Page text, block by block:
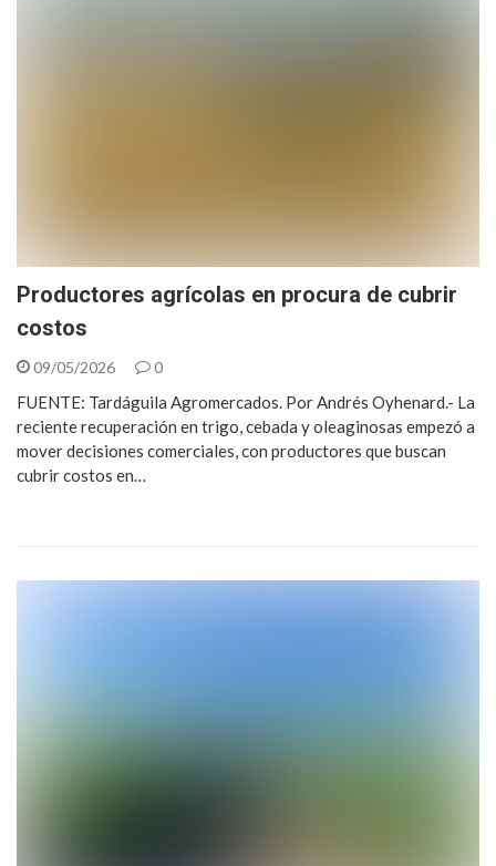
Productores agrícolas en procura de cubrir
costos
09/05/2026 0
FUENTE: Tardáguila Agromercados. Por Andrés Oyhenard.- La
reciente recuperación en trigo, cebada y oleaginosas empezó a
mover decisiones comerciales, con productores que buscan
cubrir costos en…